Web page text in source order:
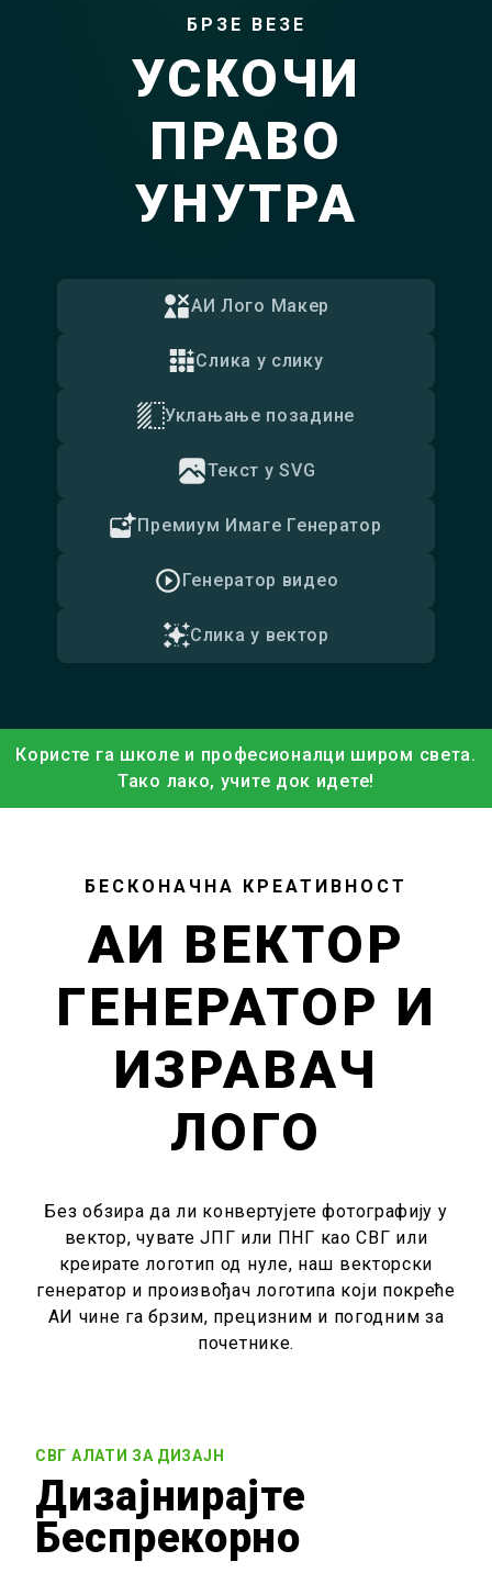
БРЗЕ ВЕЗЕ
УСКОЧИ
ПРАВО
УНУТРА
АИ Лого Макер
Слика у слику
Уклањање позадине
Текст у SVG
Премиум Имаге Генератор
Генератор видео
Слика у вектор
Користе га школе и професионалци широм света.
Тако лако, учите док идете!
БЕСКОНАЧНА КРЕАТИВНОСТ
АИ ВЕКТОР
ГЕНЕРАТОР И
ИЗРАВАЧ
ЛОГО
Без обзира да ли конвертујете фотографију у
вектор, чувате ЈПГ или ПНГ као СВГ или
креирате логотип од нуле, наш векторски
генератор и произвођач логотипа који покреће
АИ чине га брзим, прецизним и погодним за
почетнике.
СВГ АЛАТИ ЗА ДИЗАЈН
Дизајнирајте
Беспрекорно